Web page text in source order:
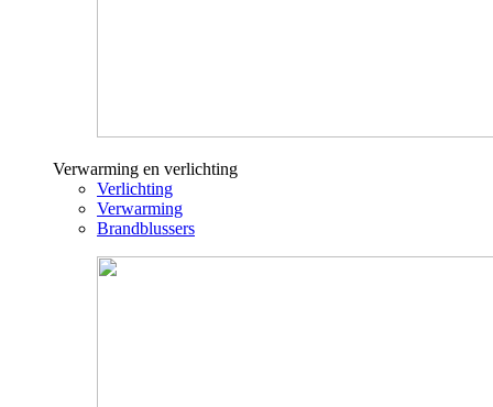
Verwarming en verlichting
Verlichting
Verwarming
Brandblussers